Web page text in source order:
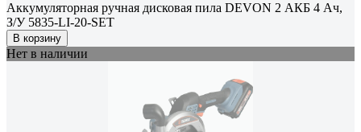
Аккумуляторная ручная дисковая пила DEVON 2 АКБ 4 Ач,
З/У 5835-LI-20-SET
В корзину
Нет в наличии